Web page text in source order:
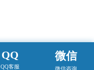
QQ
QQ客服
微信
微信咨询